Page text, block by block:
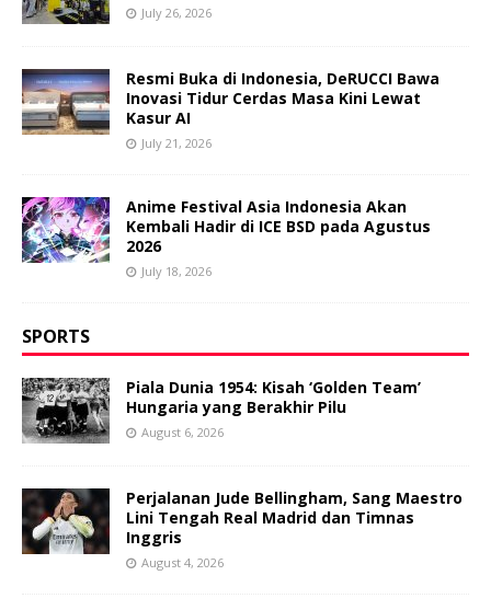
July 26, 2026
Resmi Buka di Indonesia, DeRUCCI Bawa
Inovasi Tidur Cerdas Masa Kini Lewat
Kasur AI
July 21, 2026
Anime Festival Asia Indonesia Akan
Kembali Hadir di ICE BSD pada Agustus
2026
July 18, 2026
SPORTS
Piala Dunia 1954: Kisah ‘Golden Team’
Hungaria yang Berakhir Pilu
August 6, 2026
Perjalanan Jude Bellingham, Sang Maestro
Lini Tengah Real Madrid dan Timnas
Inggris
August 4, 2026